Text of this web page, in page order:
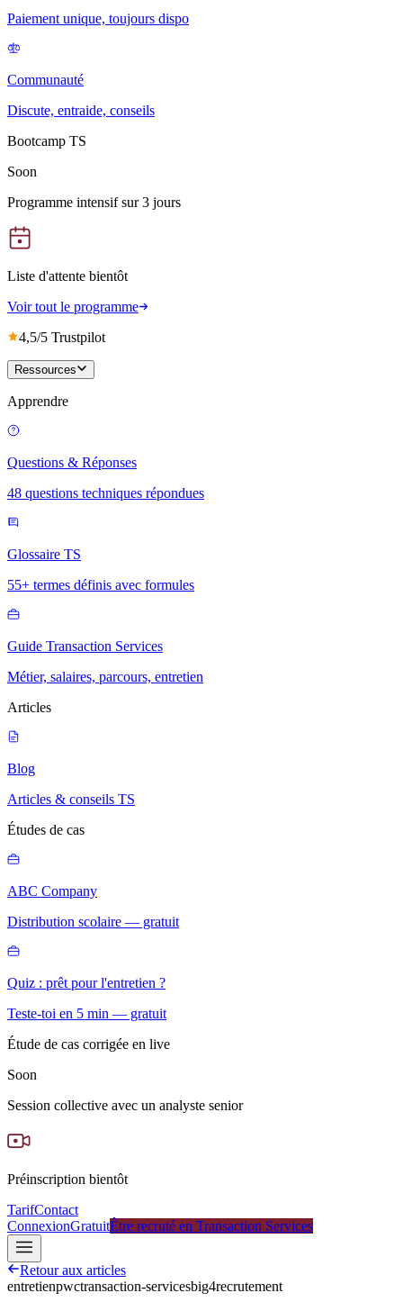
Paiement unique, toujours dispo
Communauté
Discute, entraide, conseils
Bootcamp TS
Soon
Programme intensif sur 3 jours
Liste d'attente bientôt
Voir tout le programme
4,5/5 Trustpilot
Ressources
Apprendre
Questions & Réponses
48 questions techniques répondues
Glossaire TS
55+ termes définis avec formules
Guide Transaction Services
Métier, salaires, parcours, entretien
Articles
Blog
Articles & conseils TS
Études de cas
ABC Company
Distribution scolaire — gratuit
Quiz : prêt pour l'entretien ?
Teste-toi en 5 min — gratuit
Étude de cas corrigée en live
Soon
Session collective avec un analyste senior
Préinscription bientôt
TarifContact
ConnexionGratuitÊtre recruté en Transaction Services
Retour aux articles
entretienpwctransaction-servicesbig4recrutement